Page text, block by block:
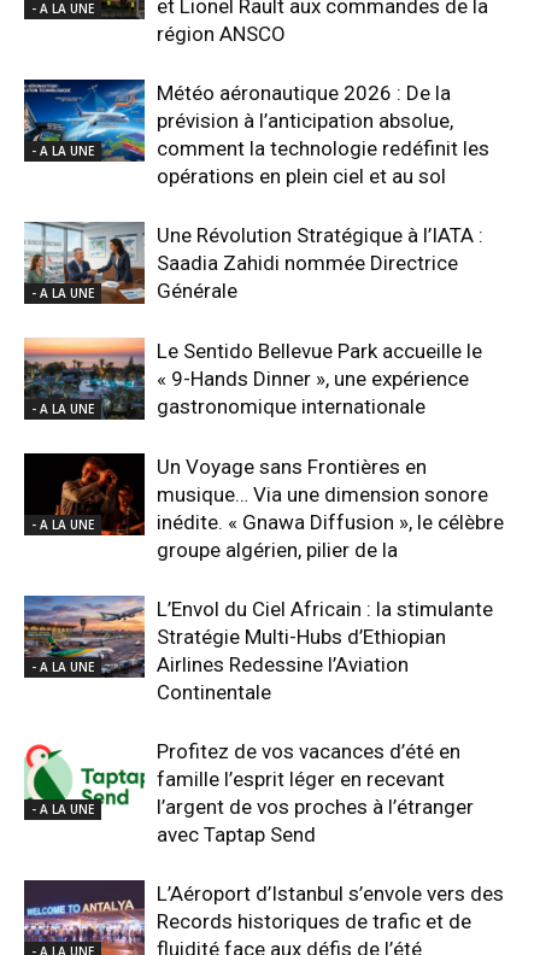
- A LA UNE
et Lionel Rault aux commandes de la
région ANSCO
- A LA UNE
Météo aéronautique 2026 : De la
prévision à l’anticipation absolue,
comment la technologie redéfinit les
opérations en plein ciel et au sol
- A LA UNE
Une Révolution Stratégique à l’IATA :
Saadia Zahidi nommée Directrice
Générale
- A LA UNE
Le Sentido Bellevue Park accueille le
« 9-Hands Dinner », une expérience
gastronomique internationale
- A LA UNE
Un Voyage sans Frontières en
musique… Via une dimension sonore
inédite. « Gnawa Diffusion », le célèbre
groupe algérien, pilier de la
- A LA UNE
L’Envol du Ciel Africain : la stimulante
Stratégie Multi-Hubs d’Ethiopian
Airlines Redessine l’Aviation
Continentale
- A LA UNE
Profitez de vos vacances d’été en
famille l’esprit léger en recevant
l’argent de vos proches à l’étranger
avec Taptap Send
L’Aéroport d’Istanbul s’envole vers des
Records historiques de trafic et de
fluidité face aux défis de l’été